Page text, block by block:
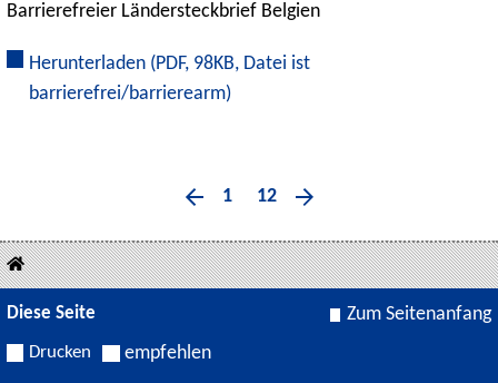
Barrierefreier Ländersteckbrief Belgien
Herunterladen (PDF, 98KB, Datei ist
barrierefrei/barrierearm)
1 12
Diese Seite
Drucken empfehlen
Zum Seitenanfang